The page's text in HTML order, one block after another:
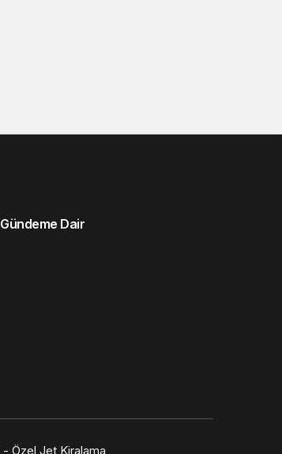
Gündeme Dair
- Özel Jet Kiralama